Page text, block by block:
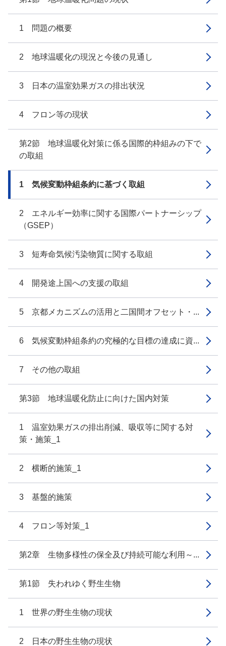
1 問題の概要
2 地球温暖化の現況と今後の見通し
3 日本の温室効果ガスの排出状況
4 フロン等の現状
第2節 地球温暖化対策に係る国際的枠組みの下で
の取組
1 気候変動枠組条約に基づく取組
2 エネルギー効率に関する国際パートナーシップ
（GSEP）
3 短寿命気候汚染物質に関する取組
4 開発途上国への支援の取組
5 京都メカニズムの活用と二国間オフセット・...
6 気候変動枠組条約の究極的な目標の達成に資...
7 その他の取組
第3節 地球温暖化防止に向けた国内対策
1 温室効果ガスの排出削減、吸収等に関する対
策・施策_1
2 横断的施策_1
3 基盤的施策
4 フロン等対策_1
第2章 生物多様性の保全及び持続可能な利用～...
第1節 失われゆく野生生物
1 世界の野生生物の現状
2 日本の野生生物の現状